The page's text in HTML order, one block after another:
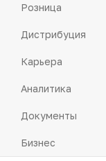
Розница
Дистрибуция
Карьера
Аналитика
Документы
Бизнес